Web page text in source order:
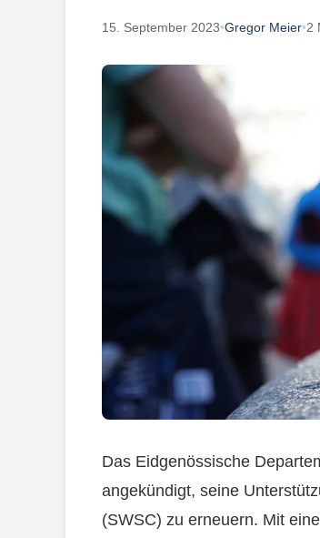
15. September 2023•Gregor Meier•2
Das Eidgenössische
angekündigt, seine
(SWSC) zu erneuern. Mit